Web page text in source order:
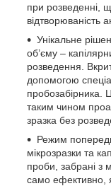
при розведенні,
відтворюваність
Унікальне
об’єму –
розведення.
допомогою
пробозабірника.
таким чином
зразка без
Режим
мікрозразки та
проби, забрані з
само ефективно,